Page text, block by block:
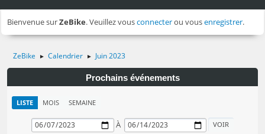
Bienvenue surZeBike. Veuillez vousconnecterou vousenregistrer.
ZeBike ► Calendrier ► Juin 2023
Prochains événements
LISTE MOIS SEMAINE
À